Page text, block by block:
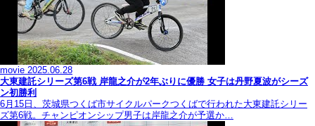
movie 2025.06.28
大東建託シリーズ第6戦 岸龍之介が2年ぶりに優勝 女子は丹野夏波がシーズ
ン初勝利
6月15日、茨城県つくば市サイクルパークつくばで行われた大東建託シリー
ズ第6戦。チャンピオンシップ男子は岸龍之介が予選か…